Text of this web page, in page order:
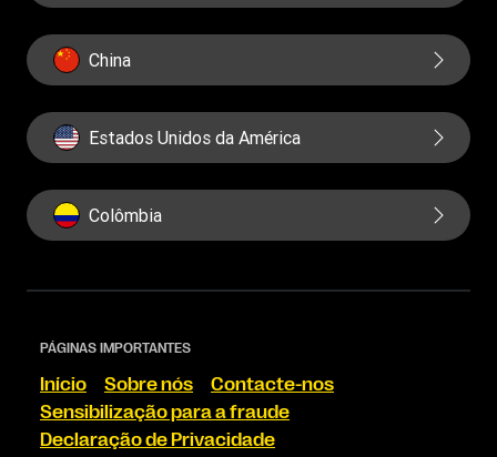
China
Estados Unidos da América
Colômbia
PÁGINAS IMPORTANTES
Início Sobre nós
Contacte-nos
Sensibilização para a fraude
Declaração de Privacidade